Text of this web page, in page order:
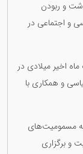
و ربودن
و اجتماعی در
اخیر میلادی در
سیاسی و همکاری با
بدلیل اعتراض به مسمومیت‌های
فعالیت و برگزاری